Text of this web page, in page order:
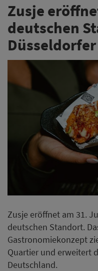
Zusje
deutschen
Zusje eröffnet am 31.
deutschen Standort.
Gastronomiekonzept
Quartier und erweitert
Deutschland.